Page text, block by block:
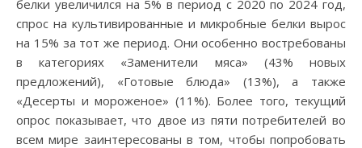
белки увеличился на 5% в период с 2020 по 2024 год,
спрос на культивированные и микробные белки вырос
на 15% за тот же период. Они особенно востребованы
в категориях «Заменители мяса» (43% новых
предложений), «Готовые блюда» (13%), а также
«Десерты и мороженое» (11%). Более того, текущий
опрос показывает, что двое из пяти потребителей во
всем мире заинтересованы в том, чтобы попробовать